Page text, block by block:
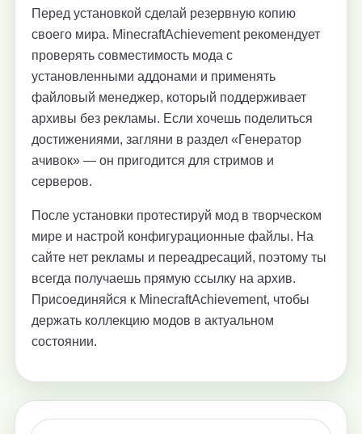
Перед установкой сделай резервную копию
своего мира. MinecraftAchievement рекомендует
проверять совместимость мода с
установленными аддонами и применять
файловый менеджер, который поддерживает
архивы без рекламы. Если хочешь поделиться
достижениями, загляни в раздел «Генератор
ачивок» — он пригодится для стримов и
серверов.
После установки протестируй мод в творческом
мире и настрой конфигурационные файлы. На
сайте нет рекламы и переадресаций, поэтому ты
всегда получаешь прямую ссылку на архив.
Присоединяйся к MinecraftAchievement, чтобы
держать коллекцию модов в актуальном
состоянии.